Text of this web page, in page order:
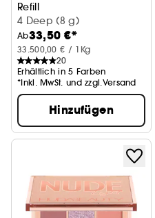
Refill
Nachfüllpackung
4 Deep (8 g)
Ab33,50 €*
33.500,00 € / 1Kg
20
Erhältlich in 5 Farben
*Inkl. MwSt. und zzgl.Versand
Hinzufügen